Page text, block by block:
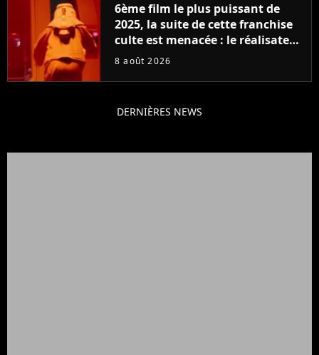
6ème film le plus puissant de
2025, la suite de cette franchise
culte est menacée : le réalisateur
claque la porte pour "différends
8 août 2026
DERNIÈRES NEWS